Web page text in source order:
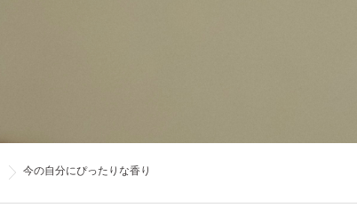
今の自分にぴったりな香り